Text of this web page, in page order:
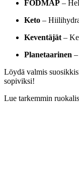
FODMAP –
Keto –
Keventäjät –
Planetaarinen
Löydä valmis
sopiviksi!
Lue tarkemmin